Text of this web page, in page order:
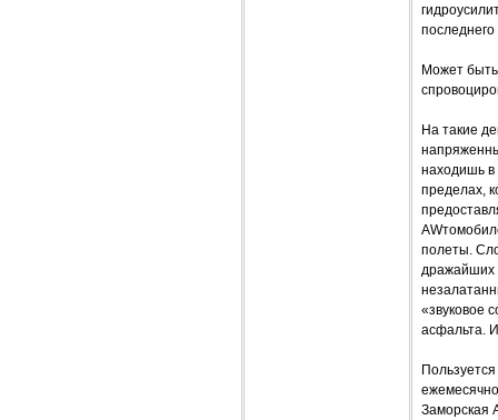
Может
На такие
находишь в
пределах,
полеты.
дражайших
«звуковое
асфальта.
Заморская